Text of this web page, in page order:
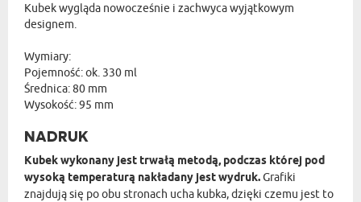
Kubek wygląda nowocześnie i zachwyca wyjątkowym
designem.
Wymiary:
Pojemność: ok. 330 ml
Średnica: 80 mm
Wysokość: 95 mm
NADRUK
Kubek wykonany jest trwałą metodą, podczas której pod
wysoką temperaturą nakładany jest wydruk.Grafiki
znajdują się po obu stronach ucha kubka, dzięki czemu jest to